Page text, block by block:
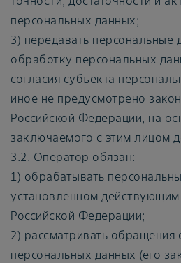
персональных данных;
3) передавать персональные
обработку персональных
согласия субъекта
иное не предусмотрено
Российской Федерации, на
заключаемого с этим лицом
3.2. Оператор обязан:
1) обрабатывать
установленном действующим
Российской Федерации;
2) рассматривать обращения
персональных данных (его